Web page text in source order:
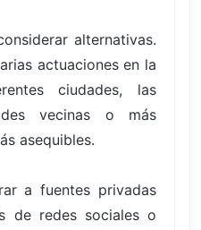
alternativas.
actuaciones en la
ciudades, las
vecinas o más
asequibles.
a fuentes privadas
de redes sociales o